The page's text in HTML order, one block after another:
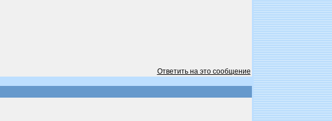
Ответить на это сообщение